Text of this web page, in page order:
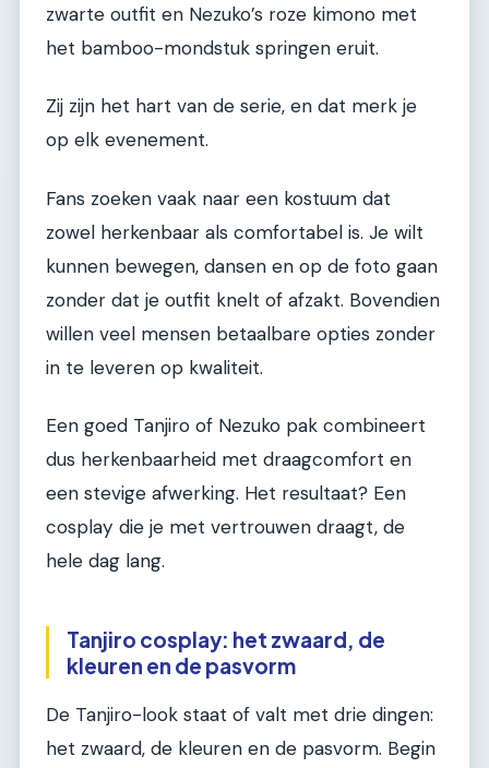
zwarte outfit en Nezuko’s roze kimono met
het bamboo-mondstuk springen eruit.
Zij zijn het hart van de serie, en dat merk je
op elk evenement.
Fans zoeken vaak naar een kostuum dat
zowel herkenbaar als comfortabel is. Je wilt
kunnen bewegen, dansen en op de foto gaan
zonder dat je outfit knelt of afzakt. Bovendien
willen veel mensen betaalbare opties zonder
in te leveren op kwaliteit.
Een goed Tanjiro of Nezuko pak combineert
dus herkenbaarheid met draagcomfort en
een stevige afwerking. Het resultaat? Een
cosplay die je met vertrouwen draagt, de
hele dag lang.
Tanjiro cosplay: het zwaard, de
kleuren en de pasvorm
De Tanjiro-look staat of valt met drie dingen:
het zwaard, de kleuren en de pasvorm. Begin